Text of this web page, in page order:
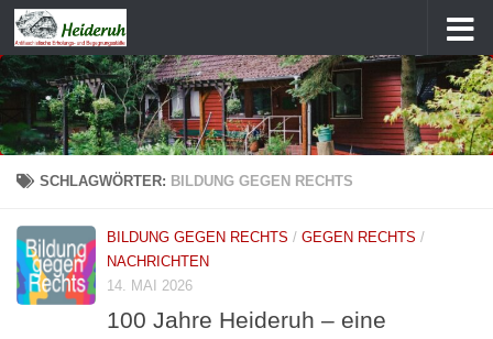
Zum Inhalt springen
SCHLAGWÖRTER: BILDUNG GEGEN RECHTS
BILDUNG GEGEN RECHTS / GEGEN RECHTS /
NACHRICHTEN
14. MAI 2026
100 Jahre Heideruh – eine